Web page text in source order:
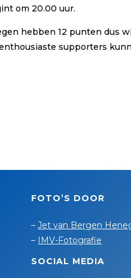
om 20.00 uur.
hebben 12 punten dus
supporters
FOTO’S DOOR
–Jet van Bergen
– IMV-Fotografie
SOCIAL MEDIA